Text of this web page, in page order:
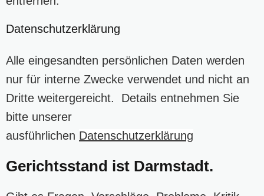
Datenschutzerklärung
Alle eingesandten persönlichen Daten werden
nur für interne Zwecke verwendet und nicht an
Dritte weitergereicht. Details entnehmen Sie
bitte unserer
ausführlichen Datenschutzerklärung
Gerichtsstand ist Darmstadt.